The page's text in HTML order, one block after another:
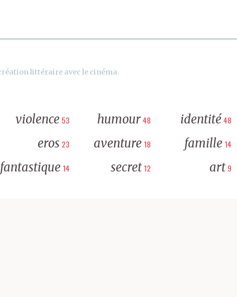
littéraire avec le cinéma.
violence 53 humour48 identité48
eros 23 aventure 18 famille 14
fantastique 14 secret 12 art 9